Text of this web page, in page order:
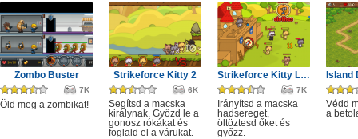
Zombo Buster
7K
Öld meg a zombikat!
Strikeforce Kitty 2
6K
Segítsd a macska
királynak. Győzd le a
gonosz rókákat és
foglald el a várukat.
Strikeforce Kitty Last Stand
7K
Irányítsd a macska
hadsereget,
öltöztesd őket és
győzz.
Védd
a